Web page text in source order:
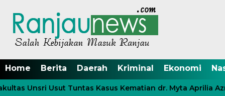
Home Berita Daerah Kriminal Ekonomi
Unsri Usut Tuntas Kasus Kematian dr. Myta Aprilia